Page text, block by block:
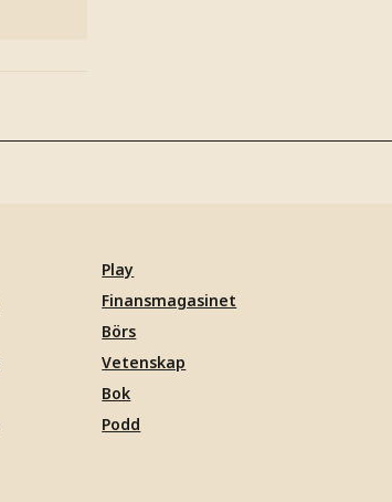
Play
Finansmagasinet
Börs
Vetenskap
Bok
Podd